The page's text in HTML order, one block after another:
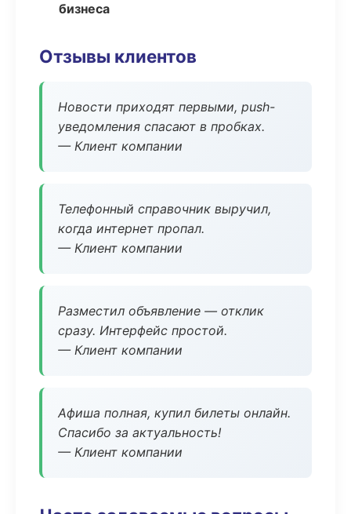
бизнеса
Отзывы клиентов
Новости приходят первыми, push-
уведомления спасают в пробках.
— Клиент компании
Телефонный справочник выручил,
когда интернет пропал.
— Клиент компании
Разместил объявление — отклик
сразу. Интерфейс простой.
— Клиент компании
Афиша полная, купил билеты онлайн.
Спасибо за актуальность!
— Клиент компании